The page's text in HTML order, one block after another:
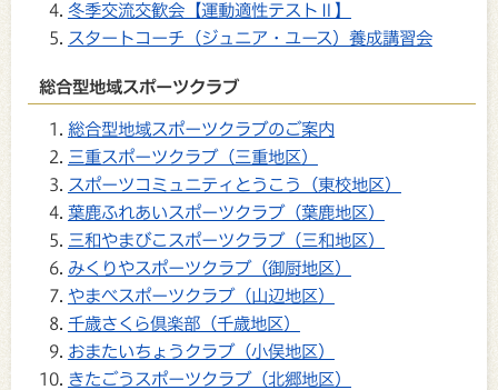
冬季交流交歓会【運動適性テストⅡ】
スタートコーチ（ジュニア・ユース）養成講習会
総合型地域スポーツクラブ
総合型地域スポーツクラブのご案内
三重スポーツクラブ（三重地区）
スポーツコミュニティとうこう（東校地区）
葉鹿ふれあいスポーツクラブ（葉鹿地区）
三和やまびこスポーツクラブ（三和地区）
みくりやスポーツクラブ（御厨地区）
やまべスポーツクラブ（山辺地区）
千歳さくら倶楽部（千歳地区）
おまたいちょうクラブ（小俣地区）
きたごうスポーツクラブ（北郷地区）